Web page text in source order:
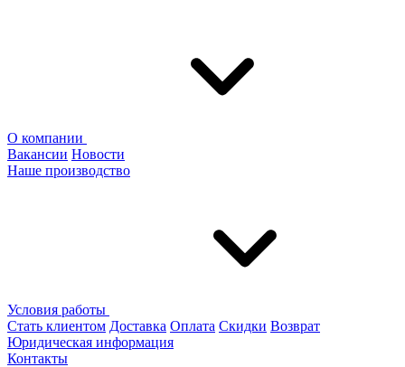
О компании
Вакансии Новости
Наше производство
Условия работы
Стать клиентом Доставка Оплата Скидки Возврат
Юридическая информация
Контакты